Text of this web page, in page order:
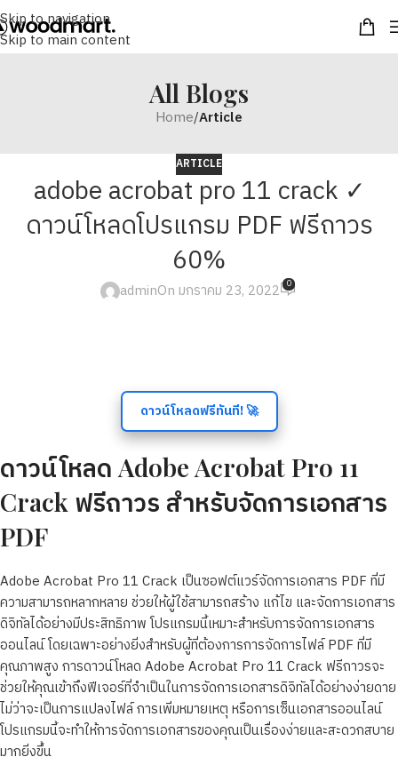
Skip to navigation
Skip to main content
All Blogs
Home/Article
ARTICLE
adobe acrobat pro 11 crack ✓
ดาวน์โหลดโปรแกรม PDF ฟรีถาวร
60%
adminOn มกราคม 23, 2022 0
ดาวน์โหลดฟรีทันที! 🚀
ดาวน์โหลด Adobe Acrobat Pro 11
Crack ฟรีถาวร สำหรับจัดการเอกสาร
PDF
Adobe Acrobat Pro 11 Crack เป็นซอฟต์แวร์จัดการเอกสาร PDF ที่มี
ความสามารถหลากหลาย ช่วยให้ผู้ใช้สามารถสร้าง แก้ไข และจัดการเอกสาร
ดิจิทัลได้อย่างมีประสิทธิภาพ โปรแกรมนี้เหมาะสำหรับการจัดการเอกสาร
ออนไลน์ โดยเฉพาะอย่างยิ่งสำหรับผู้ที่ต้องการการจัดการไฟล์ PDF ที่มี
คุณภาพสูง การดาวน์โหลด Adobe Acrobat Pro 11 Crack ฟรีถาวรจะ
ช่วยให้คุณเข้าถึงฟีเจอร์ที่จำเป็นในการจัดการเอกสารดิจิทัลได้อย่างง่ายดาย
ไม่ว่าจะเป็นการแปลงไฟล์ การเพิ่มหมายเหตุ หรือการเซ็นเอกสารออนไลน์
โปรแกรมนี้จะทำให้การจัดการเอกสารของคุณเป็นเรื่องง่ายและสะดวกสบาย
มากยิ่งขึ้น